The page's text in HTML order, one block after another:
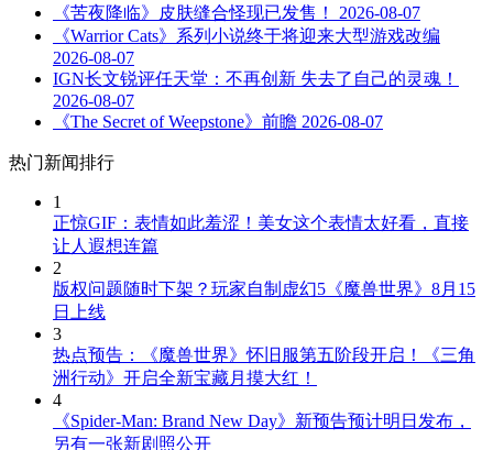
《苦夜降临》皮肤缝合怪现已发售！
2026-08-07
《Warrior Cats》系列小说终于将迎来大型游戏改编
2026-08-07
IGN长文锐评任天堂：不再创新 失去了自己的灵魂！
2026-08-07
《The Secret of Weepstone》前瞻 2026-08-07
热门新闻排行
1
正惊GIF：表情如此羞涩！美女这个表情太好看，直接
让人遐想连篇
2
版权问题随时下架？玩家自制虚幻5《魔兽世界》8月15
日上线
3
热点预告：《魔兽世界》怀旧服第五阶段开启！《三角
洲行动》开启全新宝藏月摸大红！
4
《Spider-Man: Brand New Day》新预告预计明日发布，
另有一张新剧照公开